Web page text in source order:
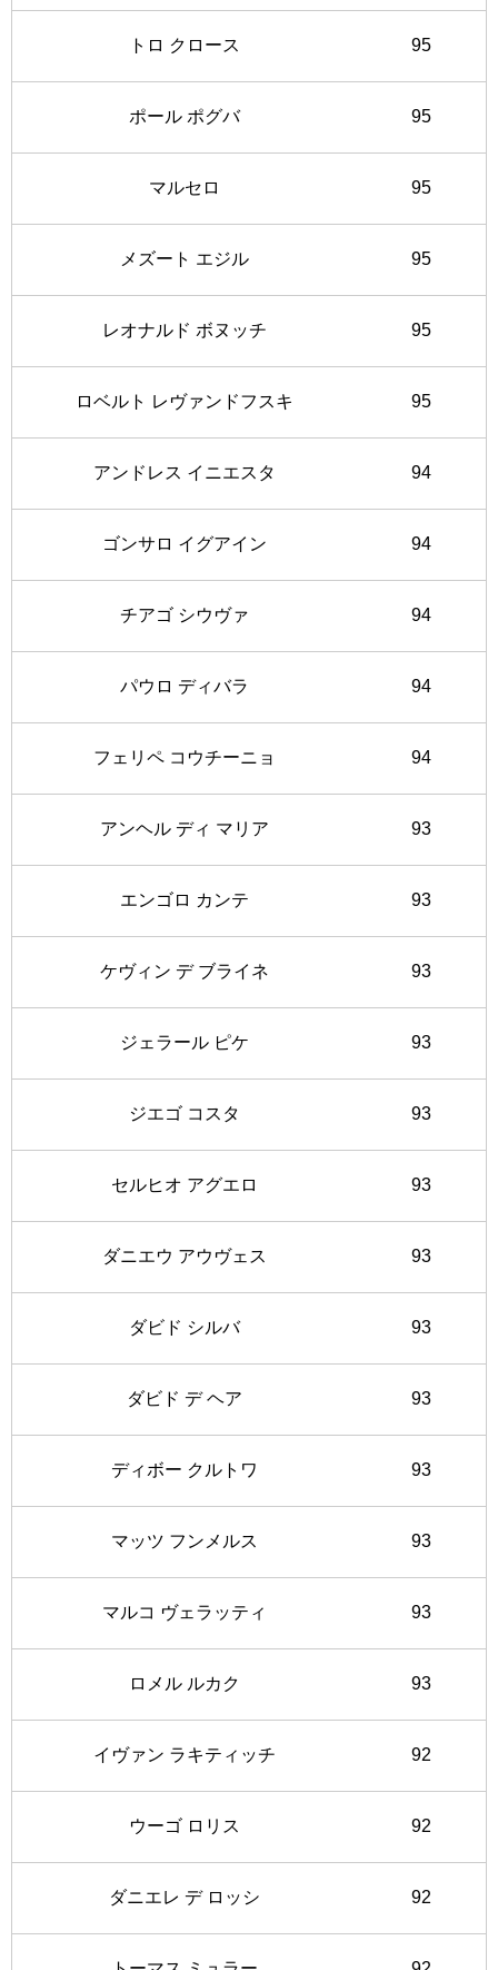
トロ クロース 95
ポール ポグバ 95
マルセロ 95
メズート エジル 95
レオナルド ボヌッチ 95
ロベルト レヴァンドフスキ 95
アンドレス イニエスタ 94
ゴンサロ イグアイン 94
チアゴ シウヴァ 94
パウロ ディバラ 94
フェリペ コウチーニョ 94
アンヘル ディ マリア 93
エンゴロ カンテ 93
ケヴィン デ ブライネ 93
ジェラール ピケ 93
ジエゴ コスタ 93
セルヒオ アグエロ 93
ダニエウ アウヴェス 93
ダビド シルバ 93
ダビド デ ヘア 93
ディボー クルトワ 93
マッツ フンメルス 93
マルコ ヴェラッティ 93
ロメル ルカク 93
イヴァン ラキティッチ 92
ウーゴ ロリス 92
ダニエレ デ ロッシ 92